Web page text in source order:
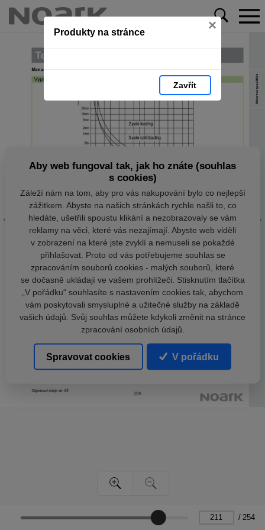
Produkty na stránce ×
Zavřít
/ 254
Aby web fungoval tak, jak ho znáte (souhlas
s cookies)
Záleží nám na tom, aby pro vás nakupování bylo co nejlepší
zážitkem. Abyste na našich stránkách rychle našli to, co
hledáte, ušetřili spoustu klikání a nezobrazovaly se vám
reklamy na věci, které vás nezajímají. Abyste web viděli
v zobrazení na které jste zvyklí a nemuseli se pokaždé
přihlašovat. Proto od vás potřebujeme souhlas se
zpracováním souborů cookies - malých souborů, které
se dočasně ukládají ve vašem prohlížeči. Stisknutím tlačítka
„V pořádku“ souhlasíte s nastavením cookies tak, abychom
vám poskytovali smysluplné a užitečné služby na základě
vašich údajů. Svůj souhlas můžete kdykoli změnit na stránce
zpracování osobních údajů.
Spravovat cookies V pořádku